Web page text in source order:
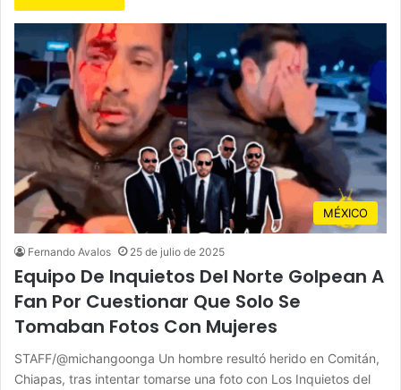
MÉXICO
Fernando Avalos 25 de julio de 2025
Equipo De Inquietos Del Norte Golpean A
Fan Por Cuestionar Que Solo Se
Tomaban Fotos Con Mujeres
STAFF/@michangoonga Un hombre resultó herido en Comitán,
Chiapas, tras intentar tomarse una foto con Los Inquietos del